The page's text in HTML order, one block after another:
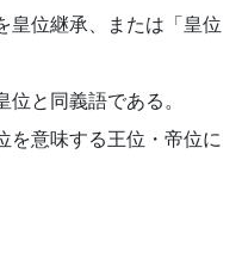
皇位継承、または「皇位
と同義語である。
を意味する王位・帝位に